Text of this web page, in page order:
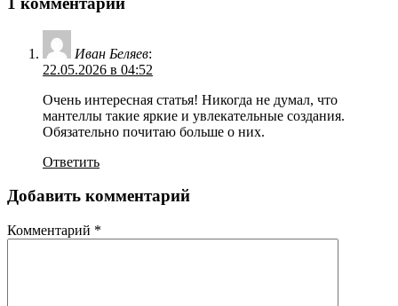
Иван Беляев:
22.05.2026 в 04:52
Очень интересная статья! Никогда не думал, что
мантеллы такие яркие и увлекательные создания.
Обязательно почитаю больше о них.
Ответить
Добавить комментарий
Комментарий *